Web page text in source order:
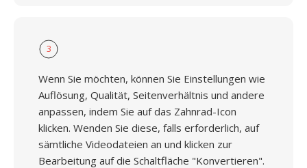
3
Wenn Sie möchten, können Sie Einstellungen wie
Auflösung, Qualität, Seitenverhältnis und andere
anpassen, indem Sie auf das Zahnrad-Icon
klicken. Wenden Sie diese, falls erforderlich, auf
sämtliche Videodateien an und klicken zur
Bearbeitung auf die Schaltfläche "Konvertieren".